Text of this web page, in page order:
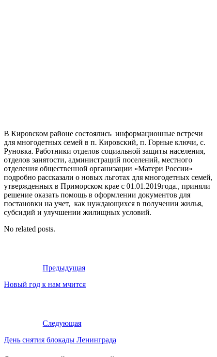
В Кировском районе состоялись информационные встречи
для многодетных семей в п. Кировский, п. Горные ключи, с.
Руновка. Работники отделов социальной защиты населения,
отделов занятости, администраций поселений, местного
отделения общественной организации «Матери России»
подробно рассказали о новых льготах для многодетных семей,
утвержденных в Приморском крае с 01.01.2019года., приняли
решение оказать помощь в оформлении документов для
постановки на учет, как нуждающихся в получении жилья,
субсидий и улучшении жилищных условий.
No related posts.
Предыдущая
Новый год к нам мчится
Следующая
День снятия блокады Ленинграда